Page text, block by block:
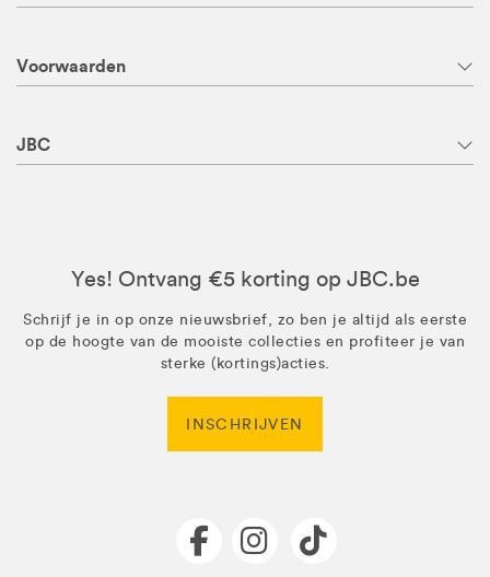
Voorwaarden
JBC
Yes! Ontvang €5 korting op JBC.be
Schrijf je in op onze nieuwsbrief, zo ben je altijd als eerste
op de hoogte van de mooiste collecties en profiteer je van
sterke (kortings)acties.
INSCHRIJVEN